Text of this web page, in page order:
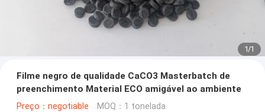
1/1
Filme negro de qualidade CaCO3 Masterbatch de
preenchimento Material ECO amigável ao ambiente
Preço：negotiable MOQ：1 tonelada